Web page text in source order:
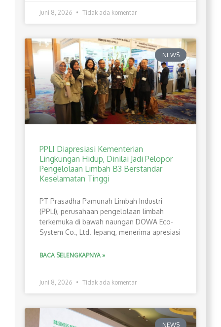
Juni 8, 2026 Tidak ada komentar
NEWS
PPLI Diapresiasi Kementerian
Lingkungan Hidup, Dinilai Jadi Pelopor
Pengelolaan Limbah B3 Berstandar
Keselamatan Tinggi
PT Prasadha Pamunah Limbah Industri
(PPLI), perusahaan pengelolaan limbah
terkemuka di bawah naungan DOWA Eco-
System Co., Ltd. Jepang, menerima apresiasi
BACA SELENGKAPNYA »
Juni 8, 2026 Tidak ada komentar
NEWS